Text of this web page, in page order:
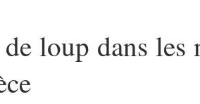
loup dans les